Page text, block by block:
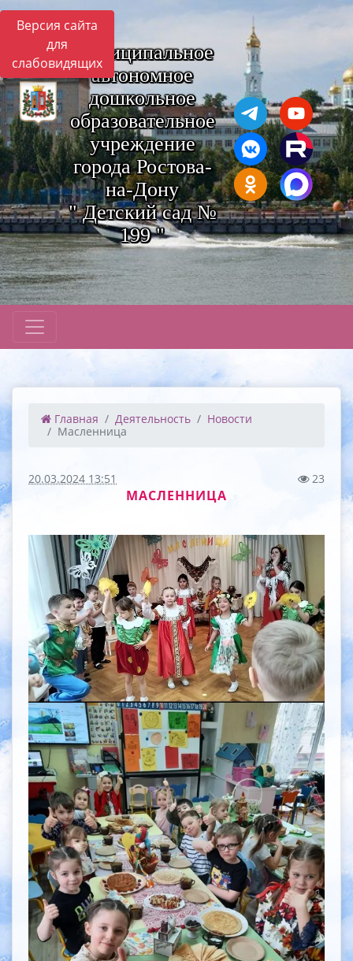
Версия сайта
для
слабовидящихМуниципальное
автономное
дошкольное
образовательное
учреждение
города Ростова-
на-Дону
" Детский сад №
199 "
Главная Деятельность
Новости
Масленница
20.03.2024 13:51 23
МАСЛЕННИЦА